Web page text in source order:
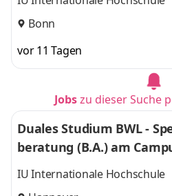
Bonn
vor 11 Tagen
Jobszu dieser Suche
Duales Studium BWL -
beratung (B.A.) am
IU Internationale Hochschule